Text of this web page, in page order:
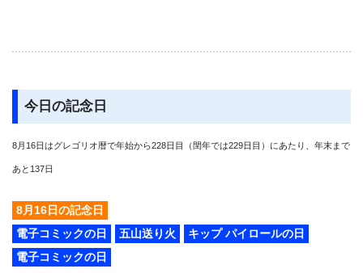
今日の記念日
8月16日はグレゴリオ暦で年始から228日目（閏年では229日目）にあたり、年末まで
あと137日
8月16日の記念日
電子コミックの日
五山送り火
キップ パイロールの日
電子コミックの日